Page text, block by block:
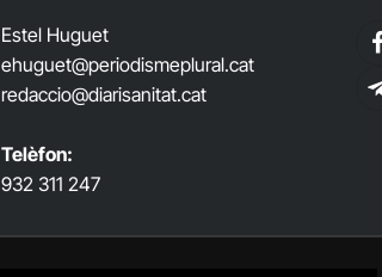
Estel Huguet
ehuguet@periodismeplural.cat
redaccio@diarisanitat.cat
Telèfon:
932 311 247